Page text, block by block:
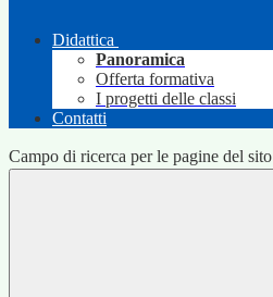
Didattica
Panoramica
Offerta formativa
I progetti delle classi
Contatti
Campo di ricerca per le pagine del sito